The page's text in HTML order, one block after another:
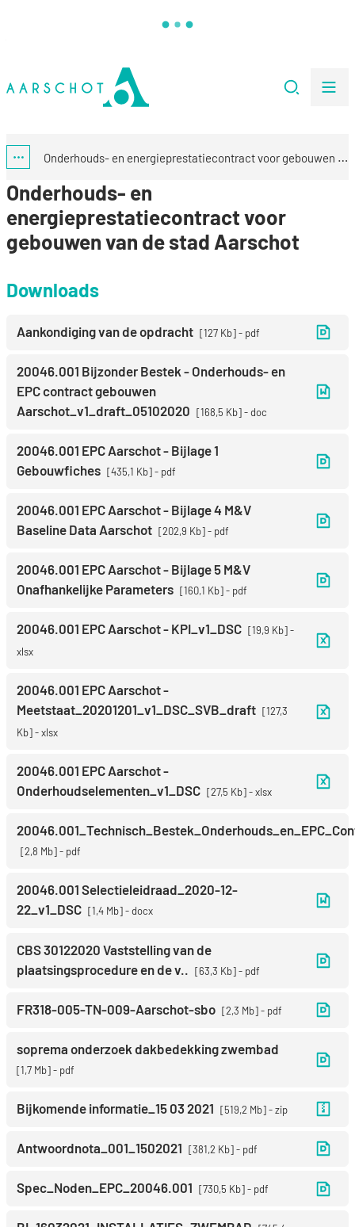
Zoeken
Toon alle broodkruimel items
Onderhouds- en energieprestatiecontract voor gebouwen van de stad
Onderhouds- en
energieprestatiecontract voor
gebouwen van de stad Aarschot
Downloads
Aankondiging van de opdracht 127 Kb pdf
20046.001 Bijzonder Bestek - Onderhouds- en
EPC contract gebouwen
Aarschot_v1_draft_05102020
168,5 Kb doc
20046.001 EPC Aarschot - Bijlage 1
Gebouwfiches
435,1 Kb pdf
20046.001 EPC Aarschot - Bijlage 4 M&V
Baseline Data Aarschot
202,9 Kb pdf
20046.001 EPC Aarschot - Bijlage 5 M&V
Onafhankelijke Parameters
160,1 Kb pdf
20046.001 EPC Aarschot - KPI_v1_DSC
19,9 Kb
xlsx
20046.001 EPC Aarschot -
Meetstaat_20201201_v1_DSC_SVB_draft
127,3
Kb
xlsx
20046.001 EPC Aarschot -
Onderhoudselementen_v1_DSC
27,5 Kb xlsx
2,8 Mb pdf
20046.001 Selectieleidraad_2020-12-
22_v1_DSC
1,4 Mb docx
CBS 30122020 Vaststelling van de
plaatsingsprocedure en de v..
63,3 Kb pdf
FR318-005-TN-009-Aarschot-sbo 2,3 Mb pdf
soprema onderzoek dakbedekking zwembad
1,7 Mb pdf
Bijkomende informatie_15 03 2021 519,2 Mb zip
Antwoordnota_001_1502021 381,2 Kb pdf
Spec_Noden_EPC_20046.001 730,5 Kb pdf